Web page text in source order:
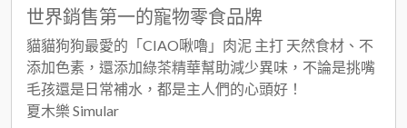
世界銷售第一的寵物零食品牌
貓貓狗狗最愛的「CIAO啾嚕」肉泥 主打 天然食材、不
添加色素，還添加綠茶精華幫助減少異味，不論是挑嘴
毛孩還是日常補水，都是主人們的心頭好！
夏木樂 Simular